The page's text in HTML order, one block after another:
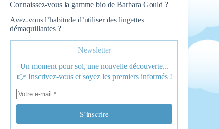
Connaissez-vous la gamme bio de Barbara Gould ?
Avez-vous l’habitude d’utiliser des lingettes
démaquillantes ?
Newsletter
Un moment pour soi, une nouvelle découverte...
👉 Inscrivez-vous et soyez les premiers informés !
S’inscrire